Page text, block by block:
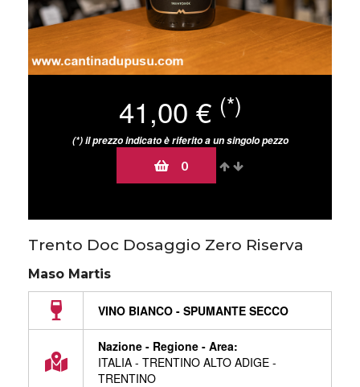
41,00 € (*)
(*) il prezzo indicato è riferito a un singolo pezzo
0
Trento Doc Dosaggio Zero Riserva
Maso Martis
VINO BIANCO - SPUMANTE SECCO
Nazione - Regione - Area:
ITALIA - TRENTINO ALTO ADIGE -
TRENTINO